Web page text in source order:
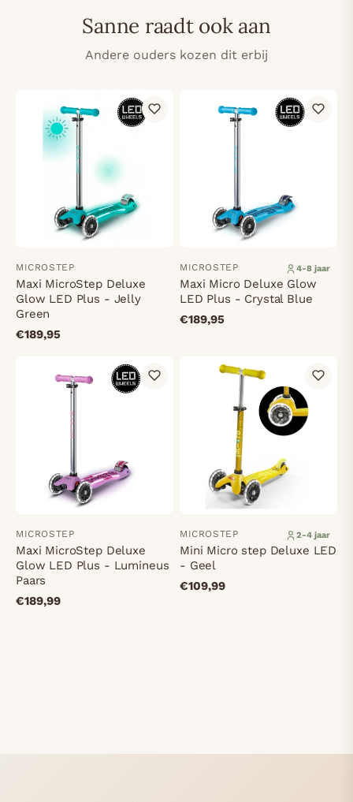
Sanne raadt ook aan
Andere ouders kozen dit erbij
MICROSTEP
Maxi MicroStep Deluxe
Glow LED Plus - Jelly
Green
€189,95
MICROSTEP 4-8 jaar
Maxi Micro Deluxe Glow
LED Plus - Crystal Blue
€189,95
MICROSTEP
Maxi MicroStep Deluxe
Glow LED Plus - Lumineus
Paars
€189,99
MICROSTEP 2-4 jaar
Mini Micro step Deluxe LED
- Geel
€109,99